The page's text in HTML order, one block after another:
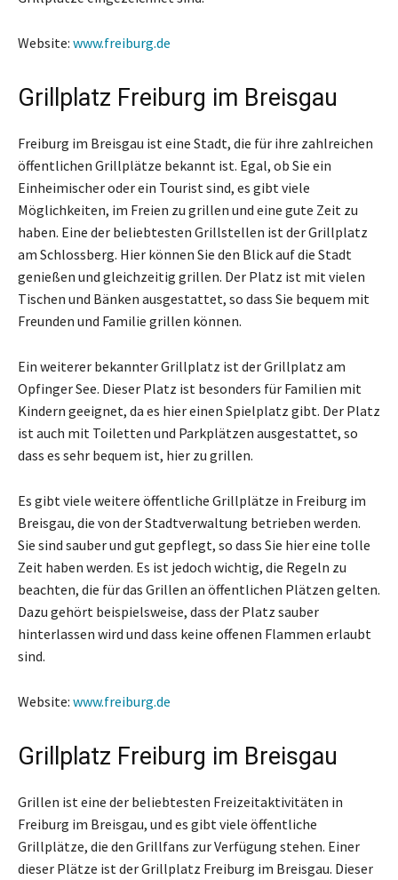
Website: www.freiburg.de
Grillplatz Freiburg im Breisgau
Freiburg im Breisgau ist eine Stadt, die für ihre zahlreichen
öffentlichen Grillplätze bekannt ist. Egal, ob Sie ein
Einheimischer oder ein Tourist sind, es gibt viele
Möglichkeiten, im Freien zu grillen und eine gute Zeit zu
haben. Eine der beliebtesten Grillstellen ist der Grillplatz
am Schlossberg. Hier können Sie den Blick auf die Stadt
genießen und gleichzeitig grillen. Der Platz ist mit vielen
Tischen und Bänken ausgestattet, so dass Sie bequem mit
Freunden und Familie grillen können.
Ein weiterer bekannter Grillplatz ist der Grillplatz am
Opfinger See. Dieser Platz ist besonders für Familien mit
Kindern geeignet, da es hier einen Spielplatz gibt. Der Platz
ist auch mit Toiletten und Parkplätzen ausgestattet, so
dass es sehr bequem ist, hier zu grillen.
Es gibt viele weitere öffentliche Grillplätze in Freiburg im
Breisgau, die von der Stadtverwaltung betrieben werden.
Sie sind sauber und gut gepflegt, so dass Sie hier eine tolle
Zeit haben werden. Es ist jedoch wichtig, die Regeln zu
beachten, die für das Grillen an öffentlichen Plätzen gelten.
Dazu gehört beispielsweise, dass der Platz sauber
hinterlassen wird und dass keine offenen Flammen erlaubt
sind.
Website: www.freiburg.de
Grillplatz Freiburg im Breisgau
Grillen ist eine der beliebtesten Freizeitaktivitäten in
Freiburg im Breisgau, und es gibt viele öffentliche
Grillplätze, die den Grillfans zur Verfügung stehen. Einer
dieser Plätze ist der Grillplatz Freiburg im Breisgau. Dieser